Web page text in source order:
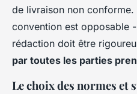
de livraison non
convention est opposable
rédaction doit être
par toutes les parties
Le choix des normes et